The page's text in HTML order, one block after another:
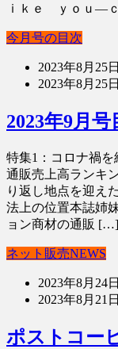
ｉｋｅ ｙｏｕ―
今月号の目次
2023年8月25日
2023年8月25日
2023年9月号
特集1：コロナ禍
通販売上高ランキ
り返し地点を迎え
法上の位置本誌姉
ョン商材の通販 […]
ネット販売NEWS
2023年8月24日
2023年8月21日
ポストコー